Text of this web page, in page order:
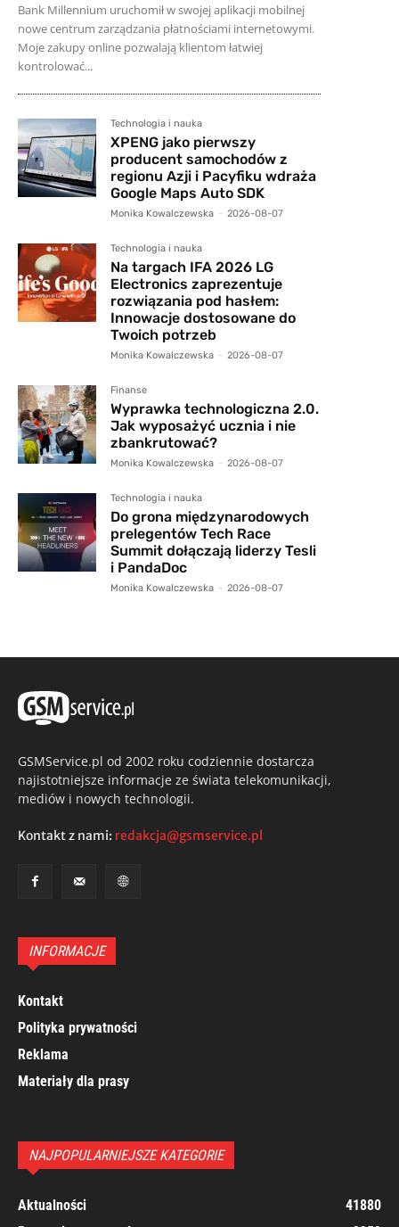
Bank Millennium uruchomił w swojej aplikacji mobilnej
nowe centrum zarządzania płatnościami internetowymi.
Moje zakupy online pozwalają klientom łatwiej
kontrolować...
Technologia i nauka
XPENG jako pierwszy
producent samochodów z
regionu Azji i Pacyfiku wdraża
Google Maps Auto SDK
Monika Kowalczewska - 2026-08-07
Technologia i nauka
Na targach IFA 2026 LG
Electronics zaprezentuje
rozwiązania pod hasłem:
Innowacje dostosowane do
Twoich potrzeb
Monika Kowalczewska - 2026-08-07
Finanse
Wyprawka technologiczna 2.0.
Jak wyposażyć ucznia i nie
zbankrutować?
Monika Kowalczewska - 2026-08-07
Technologia i nauka
Do grona międzynarodowych
prelegentów Tech Race
Summit dołączają liderzy Tesli
i PandaDoc
Monika Kowalczewska - 2026-08-07
GSMService.pl od 2002 roku codziennie dostarcza
najistotniejsze informacje ze świata telekomunikacji,
mediów i nowych technologii.
Kontakt z nami: redakcja@gsmservice.pl
INFORMACJE
Kontakt
Polityka prywatności
Reklama
Materiały dla prasy
NAJPOPULARNIEJSZE KATEGORIE
Aktualności
41880